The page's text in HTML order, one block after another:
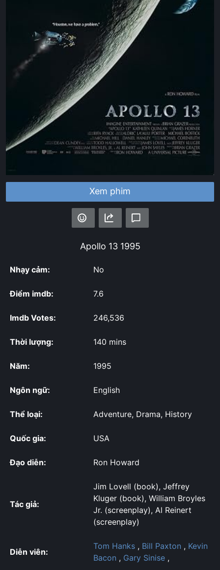
Xem phim
Apollo 131995
Nhạy cảm: No
Điểm imdb: 7.6
Imdb Votes: 246,536
Thời lượng: 140 mins
Năm: 1995
Ngôn ngữ: English
Thể loại: Adventure, Drama, History
Quốc gia: USA
Đạo diễn: Ron Howard
Tác giả:
Jim Lovell (book), Jeffrey
Kluger (book), William Broyles
Jr. (screenplay), Al Reinert
(screenplay)
Diễn viên:
Tom Hanks , Bill Paxton , Kevin
Bacon , Gary Sinise ,